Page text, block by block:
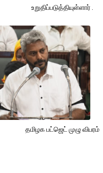
உறுதிப்படுத்தியுள்ளார் .
தமிழக பட்ஜெட் முழு விபரம்